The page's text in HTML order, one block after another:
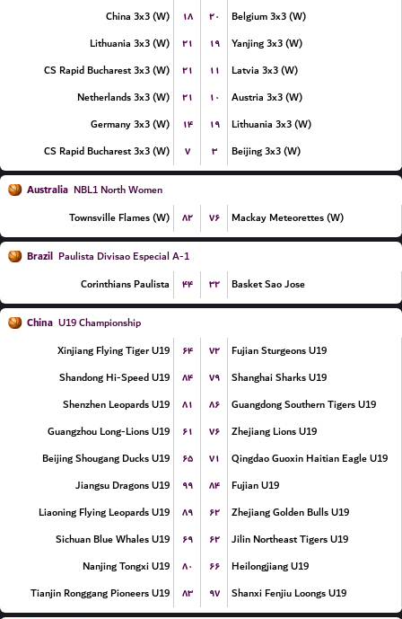
China 3x3 (W)
۱۸ ۲۰
Belgium 3x3 (W)
Lithuania 3x3 (W)
۲۱ ۱۹
Yanjing 3x3 (W)
CS Rapid Bucharest 3x3 (W)
۲۱ ۱۱
Latvia 3x3 (W)
Netherlands 3x3 (W)
۲۱ ۱۰
Austria 3x3 (W)
Germany 3x3 (W)
۱۴ ۱۹
Lithuania 3x3 (W)
CS Rapid Bucharest 3x3 (W)
۷ ۳ Beijing 3x3 (W)
Australia NBL1 North Women
Townsville Flames (W)
۸۲ ۷۶ Mackay Meteorettes (W)
Brazil Paulista Divisao Especial A-1
Corinthians Paulista
۴۴ ۳۲ Basket Sao Jose
China U19 Championship
Xinjiang Flying Tiger U19
۶۴ ۷۲
Fujian Sturgeons U19
Shandong Hi-Speed U19
۸۴ ۷۹
Shanghai Sharks U19
Shenzhen Leopards U19
۸۱ ۸۶
Guangdong Southern Tigers U19
Guangzhou Long-Lions U19
۶۱ ۷۶
Zhejiang Lions U19
Beijing Shougang Ducks U19
۶۵ ۷۱
Qingdao Guoxin Haitian Eagle U19
Jiangsu Dragons U19
۹۹ ۸۴
Fujian U19
Liaoning Flying Leopards U19
۸۹ ۶۲
Zhejiang Golden Bulls U19
Sichuan Blue Whales U19
۶۹ ۶۲
Jilin Northeast Tigers U19
Nanjing Tongxi U19
۸۰ ۶۶
Heilongjiang U19
Tianjin Ronggang Pioneers U19
۸۳ ۹۷ Shanxi Fenjiu Loongs U19